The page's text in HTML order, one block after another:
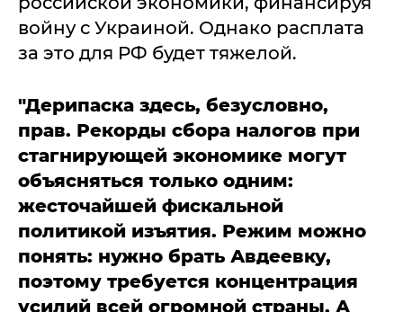
войну с Украиной. Однако расплата
за это для РФ будет тяжелой.
"Дерипаска здесь, безусловно,
прав. Рекорды сбора налогов при
стагнирующей экономике могут
объясняться только одним:
жесточайшей фискальной
политикой изъятия. Режим можно
понять: нужно брать Авдеевку,
поэтому требуется концентрация
усилий всей огромной страны. А